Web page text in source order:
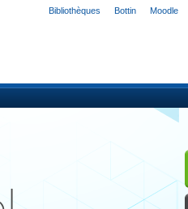
Bibliothèques Bottin Moodle